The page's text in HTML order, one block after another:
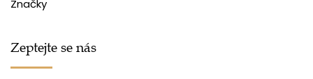
Značky
Zeptejte se nás